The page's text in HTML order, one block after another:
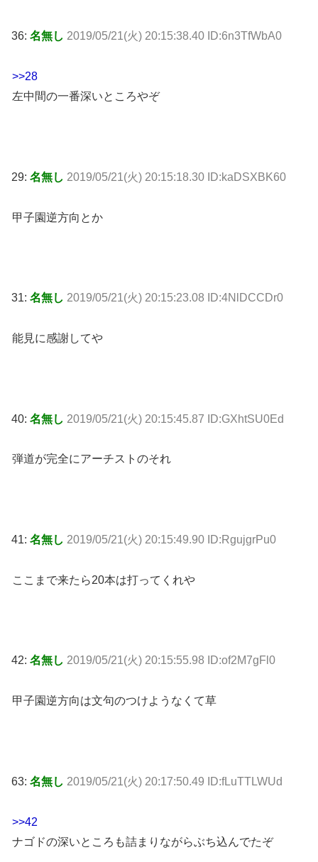
36: 名無し 2019/05/21(火) 20:15:38.40 ID:6n3TfWbA0
>>28
左中間の一番深いところやぞ
29: 名無し 2019/05/21(火) 20:15:18.30 ID:kaDSXBK60
甲子園逆方向とか
31: 名無し 2019/05/21(火) 20:15:23.08 ID:4NlDCCDr0
能見に感謝してや
40: 名無し 2019/05/21(火) 20:15:45.87 ID:GXhtSU0Ed
弾道が完全にアーチストのそれ
41: 名無し 2019/05/21(火) 20:15:49.90 ID:RgujgrPu0
ここまで来たら20本は打ってくれや
42: 名無し 2019/05/21(火) 20:15:55.98 ID:of2M7gFl0
甲子園逆方向は文句のつけようなくて草
63: 名無し 2019/05/21(火) 20:17:50.49 ID:fLuTTLWUd
>>42
ナゴドの深いところも詰まりながらぶち込んでたぞ